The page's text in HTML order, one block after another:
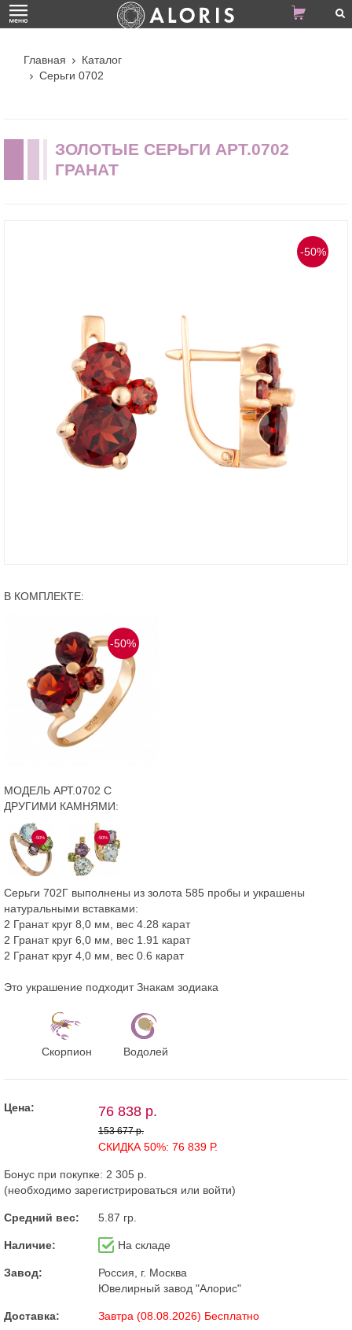
Главная
Каталог
Серьги 0702
ЗОЛОТЫЕ СЕРЬГИ АРТ.0702
ГРАНАТ
-50%
В КОМПЛЕКТЕ:
-50%
МОДЕЛЬ АРТ.0702 С
ДРУГИМИ КАМНЯМИ:
-50% -50%
Серьги 702Г выполнены из золота 585 пробы и украшены
натуральными вставками:
2 Гранат круг 8,0 мм, вес 4.28 карат
2 Гранат круг 6,0 мм, вес 1.91 карат
2 Гранат круг 4,0 мм, вес 0.6 карат
Это украшение подходит Знакам зодиака
Скорпион Водолей
Цена: 76 838 р.
153 677 р.
СКИДКА 50%: 76 839 Р.
Бонус при покупке: 2 305 р.
(необходимо зарегистрироваться или войти)
Средний вес: 5.87 гр.
Наличие: На складе
Завод:
Россия, г. Москва
Ювелирный завод "Алорис"
Доставка: Завтра (08.08.2026) Бесплатно